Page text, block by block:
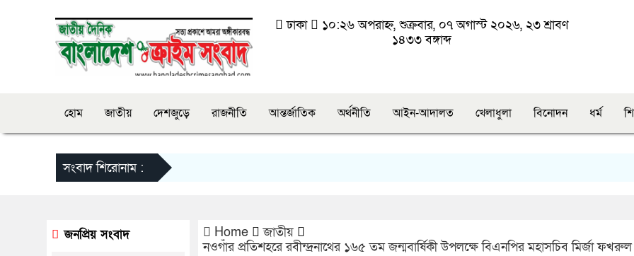
ঢাকা
১০:২৬ অপরাহ্ন, শুক্রবার, ০৭ অগাস্ট ২০২৬, ২৩ শ্রাবণ
১৪৩৩ বঙ্গাব্দ
হোম জাতীয় দেশজুড়ে রাজনীতি আন্তর্জাতিক অর্থনীতি আইন-আদালত খেলাধুলা বিনোদন ধর্ম
সংবাদ শিরোনাম :
Home
জাতীয়
নওগাঁর প্রতিশহরে রবীন্দ্রনাথের ১৬৫ তম জন্মবার্ষিকী উপলক্ষে বিএনপির মহাসচিব মির্জা
জনপ্রিয় সংবাদ